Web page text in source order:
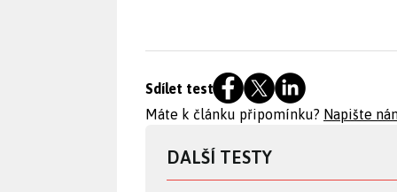
Sdílet test
Máte k článku připomínku? Napište
DALŠÍ TESTY